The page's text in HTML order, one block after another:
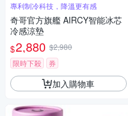
專利制冷科技，降溫更有感
奇哥官方旗艦 AIRCY智能冰芯
冷感涼墊
$2,880 $2,980
限時下殺
券
加入購物車